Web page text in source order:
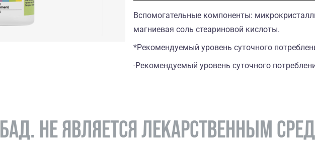
Вспомогательные компоненты:
магниевая соль стеариновой кислоты.
*Рекомендуемый уровень суточного
-Рекомендуемый уровень суточного
БАД. НЕ ЯВЛЯЕТСЯ ЛЕКАРСТВЕННЫМ